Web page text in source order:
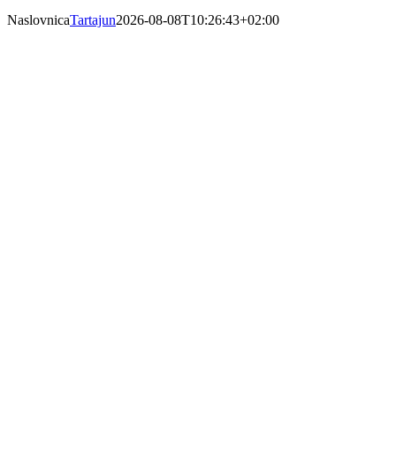
NaslovnicaTartajun2026-08-08T10:26:43+02:00